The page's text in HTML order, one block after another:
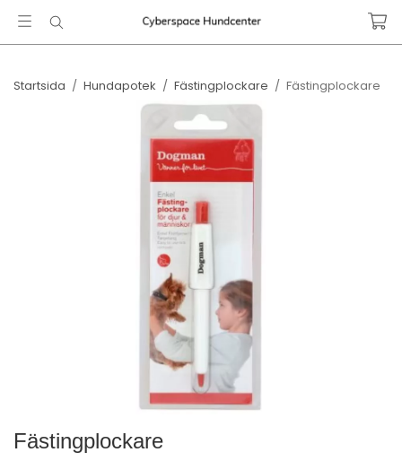
Startsida / Hundapotek / Fästingplockare / Fästingplockare
Fästingplockare